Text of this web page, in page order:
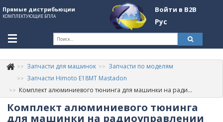
Прямые дистрибьюции
КОМПЛЕКТУЮЩИЕ БПЛА
Войти в B2B
Рус
+380507774092
Информация о компании
Запчасти для машинок
Запчасти по моделям
Запчасти Himoto E18MT Mastadon
Комплект алюминиевого тюнинга для машинки на радиоуправлении E18 (E18MST запчасти Himoto)
Комплект алюминиевого тюнинга
для машинки на радиоуправлении